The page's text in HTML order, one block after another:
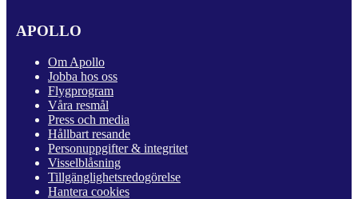
APOLLO
Om Apollo
Jobba hos oss
Flygprogram
Våra resmål
Press och media
Hållbart resande
Personuppgifter & integritet
Visselblåsning
Tillgänglighetsredogörelse
Hantera cookies